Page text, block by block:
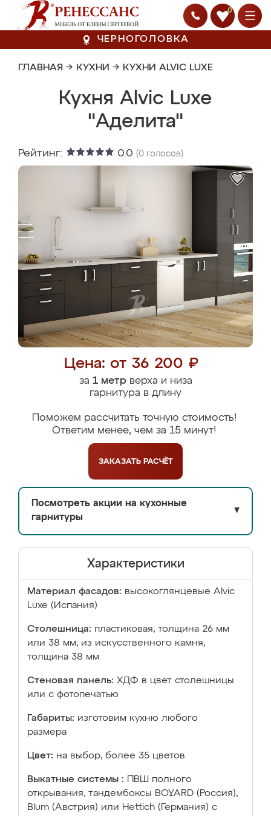
0
ЧЕРНОГОЛОВКА
ГЛАВНАЯ → КУХНИ → КУХНИ ALVIC LUXE
Кухня Alvic Luxe
"Аделита"
Рейтинг: 0.0 (0 голосов)
Цена: от 36 200 ₽
за 1 метрверха и низа
гарнитура в длину
Поможем рассчитать точную стоимость!
Ответим менее, чем за 15 минут!
ЗАКАЗАТЬ РАСЧЁТ
Посмотреть акции на кухонные
гарнитуры
▼
Характеристики
Материал фасадов: высокоглянцевые Аlvic
Luxe (Испания)
Столешница: пластиковая, толщина 26 мм
или 38 мм; из искусственного камня,
толщина 38 мм
Стеновая панель: ХДФ в цвет столешницы
или с фотопечатью
Габариты: изготовим кухню любого
размера
Цвет: на выбор, более 35 цветов
Выкатные системы :
ПВШ полного
открывания, тандембоксы BOYARD (Россия),
Blum (Австрия) или Hettich (Германия) с